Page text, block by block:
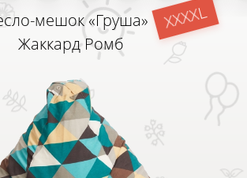
мешок «Груша»XXXXL
Жаккард Ромб